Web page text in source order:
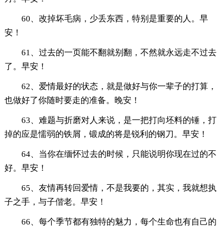
60、改掉坏毛病，少丢东西，特别是重要的人。早
安！
61、过去的一页能不翻就别翻，不然就永远走不过去
了。早安！
62、爱情最好的状态，就是做好与你一辈子的打算，
也做好了你随时要走的准备。晚安！
63、难题与折磨对人来说，是一把打向坯料的锤，打
掉的应是懦弱的铁屑，锻成的将是锐利的钢刀。早安！
64、当你在缅怀过去的时候，只能说明你现在过的不
好。早安！
65、友情再转回爱情，不是我要的，其实，我就想执
子之手，与子偕老。早安！
66、每个季节都有独特的魅力，每个生命也有自己的